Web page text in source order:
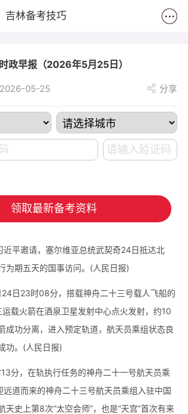
吉林备考技巧
政早报（2026年5月25日）
05-25 分享
领取最新备考资料
近平邀请，塞尔维亚总统武契奇24日抵达北
为期五天的国事访问。(人民日报)
日23时08分，搭载神舟二十三号载人飞船的
载火箭在酒泉卫星发射中心点火发射，约10
成功分离，进入预定轨道，航天员乘组状态良
功。(人民日报)
分，在轨执行任务的神舟二十一号航天员乘
远道而来的神舟二十三号航天员乘组入驻中国
天史上第8次“太空会师”，也是“天宫”首次有来